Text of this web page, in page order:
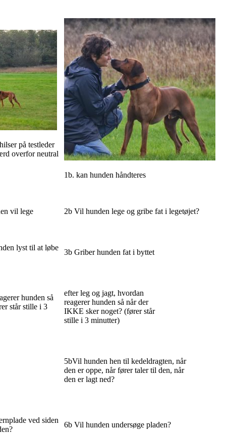
på testleder
overfor neutral
1b. kan hunden håndteres
vil lege 2b Vil hunden lege og gribe fat i legetøjet?
lyst til at løbe
3b Griber hunden fat i byttet
hunden så
står stille i 3
efter leg og jagt, hvordan
reagerer hunden så når der
IKKE sker noget? (fører står
stille i 3 minutter)
5bVil hunden hen til kedeldragten, når
den er oppe, når fører taler til den, når
den er lagt ned?
ved siden
6b Vil hunden undersøge pladen?